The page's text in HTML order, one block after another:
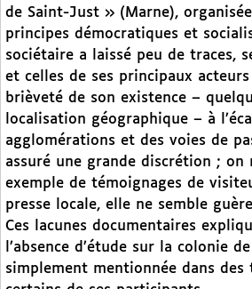
de Saint-Just » (Marne),
principes démocratiques et
sociétaire a laissé peu de traces,
et celles de ses principaux
brièveté de son existence –
localisation géographique – à
agglomérations et des voies de
assuré une grande discrétion ; on
exemple de témoignages de
presse locale, elle ne semble
Ces lacunes documentaires
l’absence d’étude sur la colonie
simplement mentionnée dans des